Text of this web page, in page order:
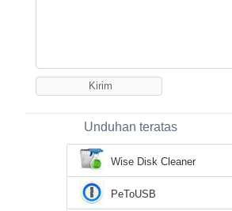
Unduhan teratas
Wise Disk Cleaner
PeToUSB